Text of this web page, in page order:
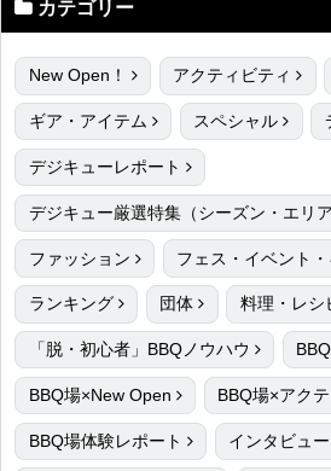
カテゴリー
New Open！ アクティビティ
ギア・アイテム スペシャル
デジキューレポート
デジキュー厳選特集（シーズン・エリア
ファッション フェス・イベント
ランキング 団体 料理・レシ
「脱・初心者」BBQノウハウ BBQ
BBQ場×New Open BBQ場×アク
BBQ場体験レポート インタビュー